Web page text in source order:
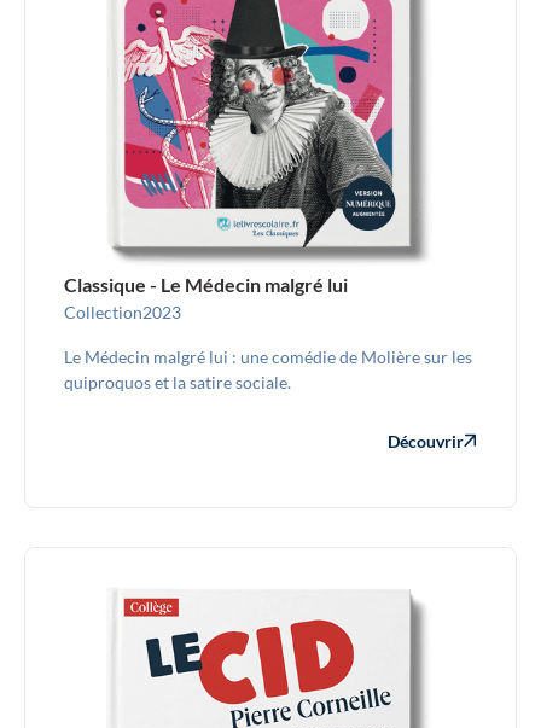
Classique - Le Médecin malgré lui
Collection2023
Le Médecin malgré lui : une comédie de Molière sur les
quiproquos et la satire sociale.
Découvrir